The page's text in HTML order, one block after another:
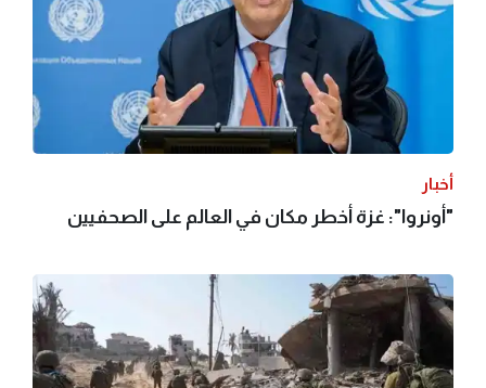
أخبار
"أونروا": غزة أخطر مكان في العالم على الصحفيين